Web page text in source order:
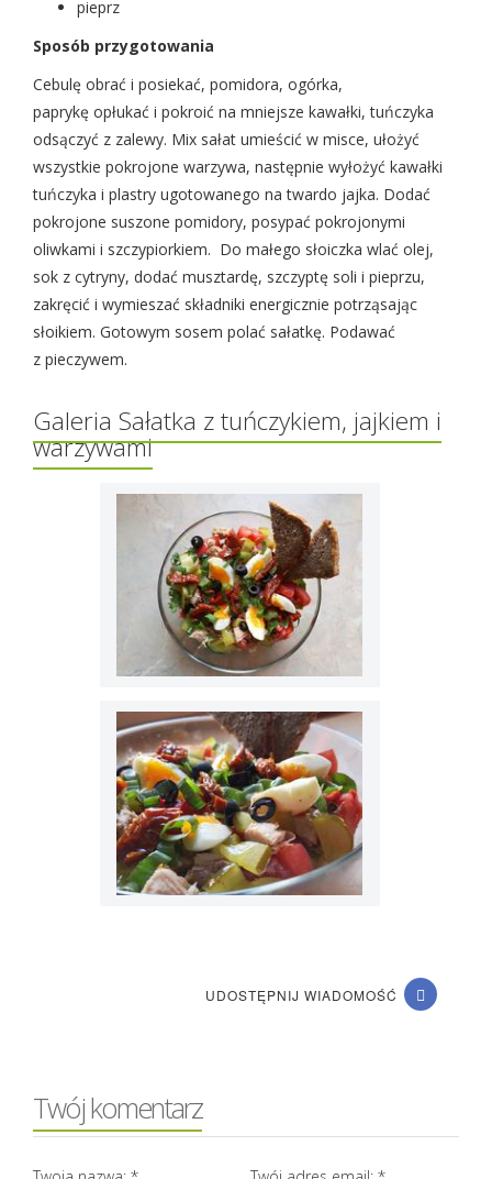
pieprz
Sposób przygotowania
Cebulę obrać i posiekać, pomidora, ogórka,
paprykę opłukać i pokroić na mniejsze kawałki, tuńczyka
odsączyć z zalewy. Mix sałat umieścić w misce, ułożyć
wszystkie pokrojone warzywa, następnie wyłożyć kawałki
tuńczyka i plastry ugotowanego na twardo jajka. Dodać
pokrojone suszone pomidory, posypać pokrojonymi
oliwkami i szczypiorkiem. Do małego słoiczka wlać olej,
sok z cytryny, dodać musztardę, szczyptę soli i pieprzu,
zakręcić i wymieszać składniki energicznie potrząsając
słoikiem. Gotowym sosem polać sałatkę. Podawać
z pieczywem.
Galeria Sałatka z tuńczykiem, jajkiem i
warzywami
UDOSTĘPNIJ WIADOMOŚĆ
Twój komentarz